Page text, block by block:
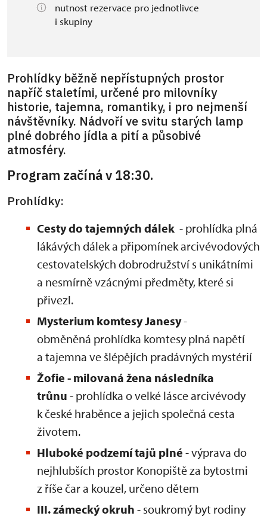
nutnost rezervace pro jednotlivce
i skupiny
Prohlídky běžně nepřístupných prostor
napříč staletími, určené pro milovníky
historie, tajemna, romantiky, i pro nejmenší
návštěvníky. Nádvoří ve svitu starých lamp
plné dobrého jídla a pití a působivé
atmosféry.
Program začíná v 18:30.
Prohlídky:
Cesty do tajemných dálek - prohlídka plná
lákávých dálek a připomínek arcivévodových
cestovatelských dobrodružství s unikátními
a nesmírně vzácnými předměty, které si
přivezl.
Mysterium komtesy Janesy-
obměněná prohlídka komtesy plná napětí
a tajemna ve šlépějích pradávných mystérií
Žofie - milovaná žena následníka
trůnu - prohlídka o velké lásce arcivévody
k české hraběnce a jejich společná cesta
životem.
Hluboké podzemí tajů plné - výprava do
nejhlubších prostor Konopiště za bytostmi
z říše čar a kouzel, určeno dětem
III. zámecký okruh - soukromý byt rodiny